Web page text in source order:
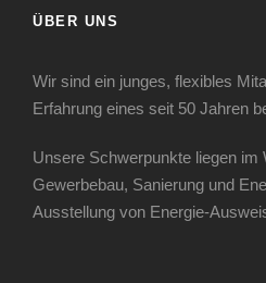
ÜBER UNS
Wir sind ein junges, flexibles
Erfahrung eines seit 50 Jahren
Unsere Schwerpunkte liegen im
Gewerbebau, Sanierung und
Ausstellung von Energie-